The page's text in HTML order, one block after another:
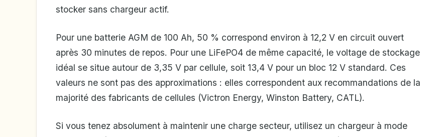
stocker sans chargeur actif.
Pour une batterie AGM de 100 Ah, 50 % correspond environ à 12,2 V en circuit ouvert
après 30 minutes de repos. Pour une LiFePO4 de même capacité, le voltage de stockage
idéal se situe autour de 3,35 V par cellule, soit 13,4 V pour un bloc 12 V standard. Ces
valeurs ne sont pas des approximations : elles correspondent aux recommandations de la
majorité des fabricants de cellules (Victron Energy, Winston Battery, CATL).
Si vous tenez absolument à maintenir une charge secteur, utilisez un chargeur à mode